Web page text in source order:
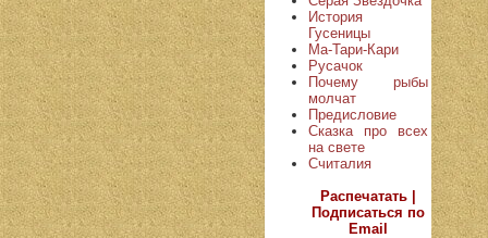
История
Гусеницы
Ма-Тари-Кари
Русачок
Почему рыбы
молчат
Предисловие
Сказка про всех
на свете
Считалия
Распечатать |
Подписаться по
Email